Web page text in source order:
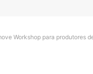
Workshop para produtores